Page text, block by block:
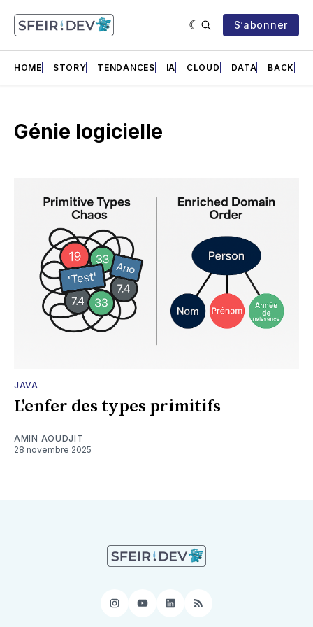
S’abonner
HOME STORY TENDANCES IA CLOUD DATA BACK
Génie logicielle
JAVA
L'enfer des types primitifs
AMIN AOUDJIT
28 novembre 2025
Instagram
YouTubeLinkedIn
RSS